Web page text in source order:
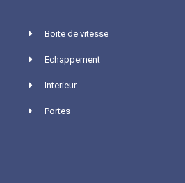
Boite de vitesse
Echappement
Interieur
Portes